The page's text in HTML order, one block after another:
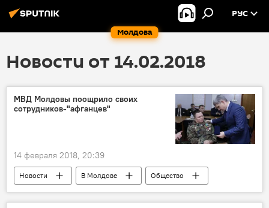
Молдова
РУС
Новости от 14.02.2018
МВД Молдовы поощрило своих
сотрудников-"афганцев"
14 февраля 2018, 20:39
Новости В Молдове
Общество
Республика Молдова
Афганистан